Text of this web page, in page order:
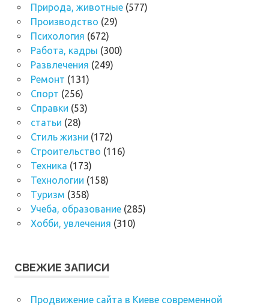
Природа, животные(577)
Производство (29)
Психология (672)
Работа, кадры (300)
Развлечения (249)
Ремонт (131)
Спорт (256)
Справки (53)
статьи (28)
Стиль жизни (172)
Строительство (116)
Техника (173)
Технологии (158)
Туризм (358)
Учеба, образование(285)
Хобби, увлечения (310)
СВЕЖИЕ ЗАПИСИ
Продвижение сайта в Киеве современной